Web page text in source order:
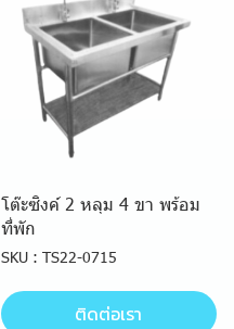
โต๊ะซิงค์ 2 หลุม 4 ขา พร้อม
ที่พัก
SKU : TS22-0715
ติดต่อเรา